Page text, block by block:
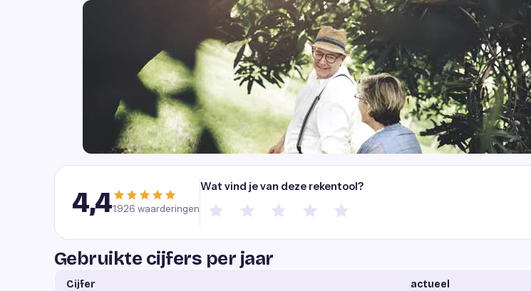
4,41.926 waarderingen
Wat vind je van deze rekentool?
Gebruikte cijfers per jaar
Cijfer actueel